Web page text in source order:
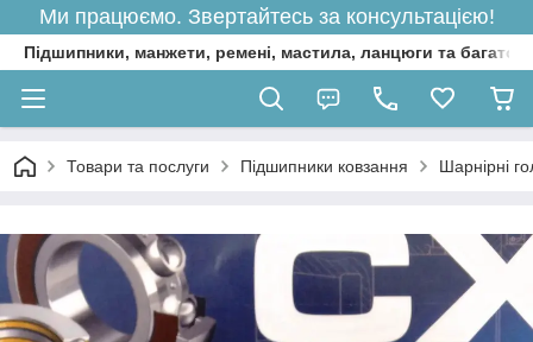
Ми працюємо. Звертайтесь за консультацією!
Підшипники, манжети, ремені, мастила, ланцюги та багато
Товари та послуги Підшипники ковзання Шарнірні